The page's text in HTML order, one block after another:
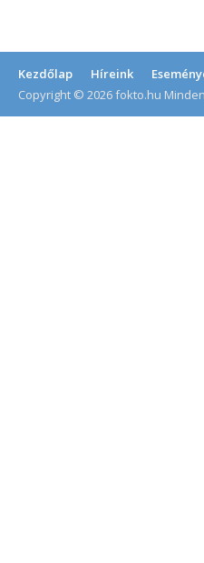
Kezdőlap Híreink
Copyright © 2026 fokto.hu